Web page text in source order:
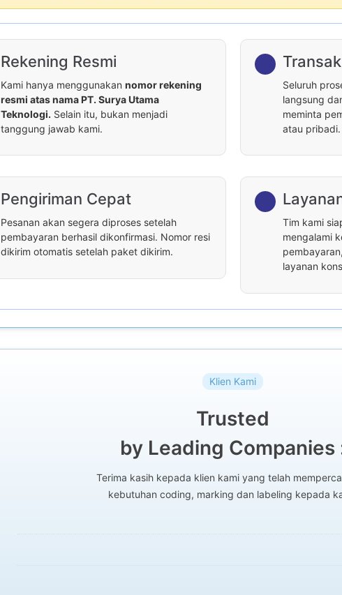
Rekening Resmi
Kami hanya menggunakannomor rekening
resmi atas nama PT. Surya Utama
Teknologi. Selain itu, bukan menjadi
tanggung jawab kami.
Seluruh
langsung
meminta
atau pribadi.
Pengiriman Cepat
Pesanan akan segera diproses setelah
pembayaran berhasil dikonfirmasi. Nomor resi
dikirim otomatis setelah paket dikirim.
Tim kami
mengalami
layanan
Klien Kami
Trusted
by Leading Companies
Terima kasih kepada klien kami yang telah
kebutuhan coding, marking dan labeling kepada